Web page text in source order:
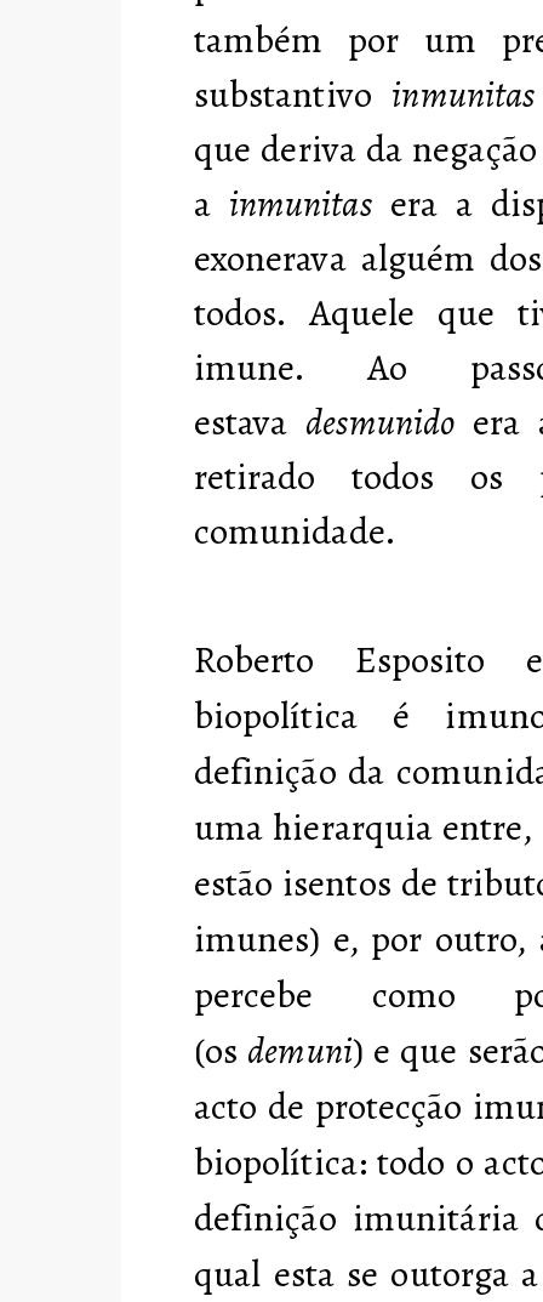
também por um
substantivo inmunitas
que deriva da
a inmunitasera a
exonerava alguém
todos. Aquele que
imune. Ao
estava desmunidoera
retirado todos os
comunidade.
Roberto Esposito
biopolítica é
definição da
uma hierarquia
estão isentos de
imunes) e, por outro,
percebe como
(os demuni) e que
acto de protecção
biopolítica: todo o
definição imunitária
qual esta se outorga